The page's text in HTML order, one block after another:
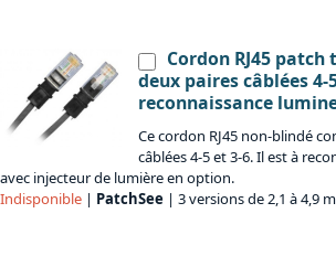
Cordon RJ45 patch
deux paires câblées 4-
reconnaissance
Ce cordon RJ45 non-blindé
câblées 4-5 et 3-6. Il est à
avec injecteur de lumière en option.
Indisponible | PatchSee | 3 versions de 2,1 à 4,9